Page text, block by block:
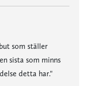
som ställer
sista som minns
detta har."